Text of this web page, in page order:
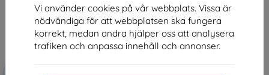
Vi använder cookies på vår webbplats. Vissa är
nödvändiga för att webbplatsen ska fungera
korrekt, medan andra hjälper oss att analysera
trafiken och anpassa innehåll och annonser.